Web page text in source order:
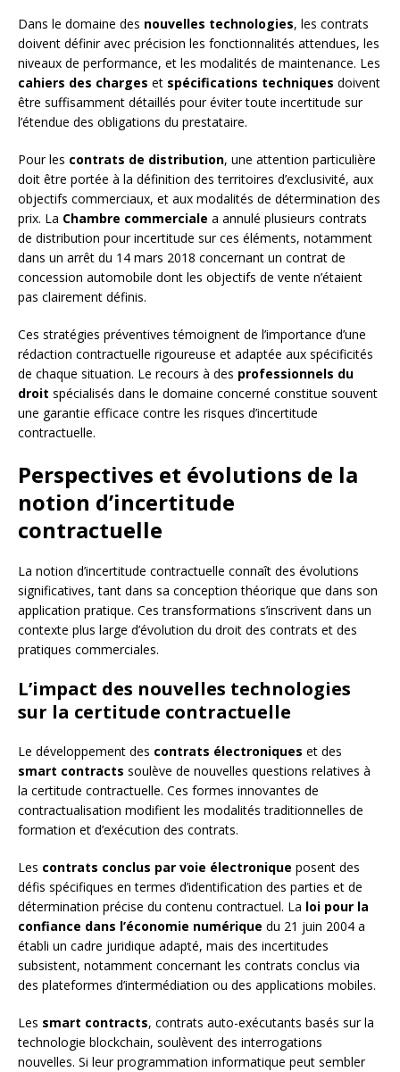
Dans le domaine des nouvelles technologies, les contrats
doivent définir avec précision les fonctionnalités attendues, les
niveaux de performance, et les modalités de maintenance. Les
cahiers des charges et spécifications techniques doivent
être suffisamment détaillés pour éviter toute incertitude sur
l’étendue des obligations du prestataire.
Pour les contrats de distribution, une attention particulière
doit être portée à la définition des territoires d’exclusivité, aux
objectifs commerciaux, et aux modalités de détermination des
prix. La Chambre commerciale a annulé plusieurs contrats
de distribution pour incertitude sur ces éléments, notamment
dans un arrêt du 14 mars 2018 concernant un contrat de
concession automobile dont les objectifs de vente n’étaient
pas clairement définis.
Ces stratégies préventives témoignent de l’importance d’une
rédaction contractuelle rigoureuse et adaptée aux spécificités
de chaque situation. Le recours à des professionnels du
droit spécialisés dans le domaine concerné constitue souvent
une garantie efficace contre les risques d’incertitude
contractuelle.
Perspectives et évolutions de la
notion d’incertitude
contractuelle
La notion d’incertitude contractuelle connaît des évolutions
significatives, tant dans sa conception théorique que dans son
application pratique. Ces transformations s’inscrivent dans un
contexte plus large d’évolution du droit des contrats et des
pratiques commerciales.
L’impact des nouvelles technologies
sur la certitude contractuelle
Le développement des contrats électroniques et des
smart contracts soulève de nouvelles questions relatives à
la certitude contractuelle. Ces formes innovantes de
contractualisation modifient les modalités traditionnelles de
formation et d’exécution des contrats.
Les contrats conclus par voie électronique posent des
défis spécifiques en termes d’identification des parties et de
détermination précise du contenu contractuel. La loi pour la
confiance dans l’économie numérique du 21 juin 2004 a
établi un cadre juridique adapté, mais des incertitudes
subsistent, notamment concernant les contrats conclus via
des plateformes d’intermédiation ou des applications mobiles.
Les smart contracts, contrats auto-exécutants basés sur la
technologie blockchain, soulèvent des interrogations
nouvelles. Si leur programmation informatique peut sembler